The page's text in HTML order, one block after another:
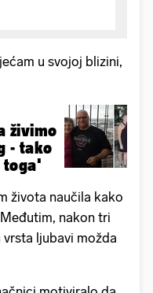
u svojoj blizini,
živimo
- tako
toga'
života naučila kako
nakon tri
ljubavi možda